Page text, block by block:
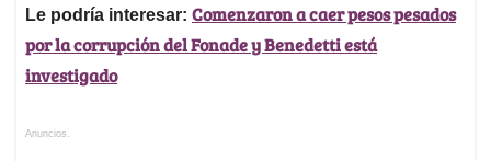
Le podría interesar: Comenzaron a caer pesos pesados
por la corrupción del Fonade y Benedetti está
investigado
Anuncios.